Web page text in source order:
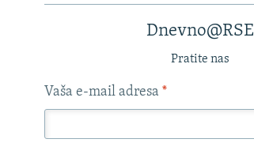
Dnevno@RSE
Pratite nas
Vaša e-mail adresa *